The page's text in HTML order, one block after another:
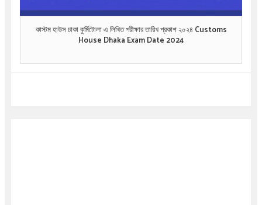
কাস্টম হাউস ঢাকা কুর্মিটোলা এ লিখিত পরীক্ষার তারিখ প্রকাশ ২০২৪ Customs
House Dhaka Exam Date 2024